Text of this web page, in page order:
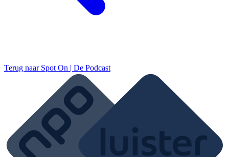
Terug naar Spot On | De Podcast